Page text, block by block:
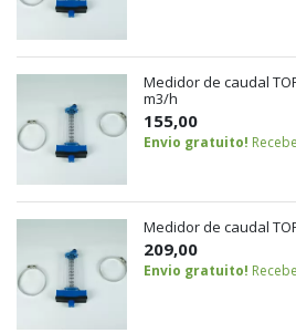
Medidor de caudal
m3/h
155,00
Envio gratuito!
Medidor de caudal
209,00
Envio gratuito!